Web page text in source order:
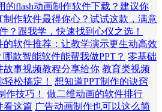
的flash动画制作软件下载？建议你
制作软件最得你心？试试这款，满意
？跟我学，快速找到心仪之选！
的软件推荐：让教学演示更生动高效
款智能软件能帮我做PPT？ 零基础
事视频教程分享给你 教育类视频
松搞定！
想知道PPT制作的诀窍
作技巧！
做二维动画的软件排行
看这篇 广告动画制作也可以这么简